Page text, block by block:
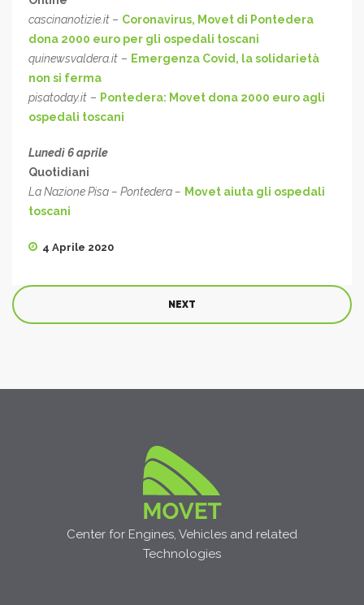
cascinanotizie.it – Coronavirus, Movet di Pontedera
dona 2000 euro per gli ospedali toscani
quinewsvaldera.it – Emergenza Covid, la solidarietà
non si ferma
pisatoday.it – Pontedera: Movet dona 2000 euro agli
ospedali toscani
Lunedì 6 aprile
Quotidiani
La Nazione Pisa – Pontedera – Movet aiuta gli ospedali
toscani
4 Aprile 2020
NEXT
Center for Engines, Vehicles and related
Technologies